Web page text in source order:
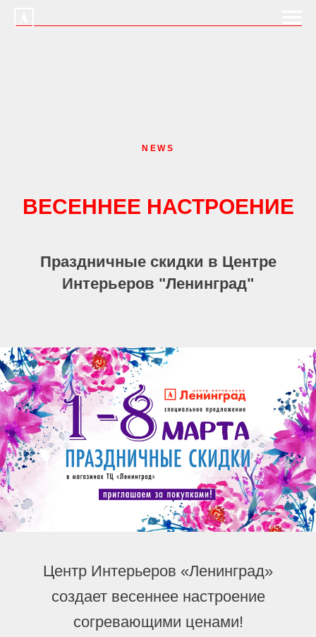
NEWS
ВЕСЕННЕЕ НАСТРОЕНИЕ
Праздничные скидки в Центре
Интерьеров "Ленинград"
Центр Интерьеров «Ленинград»
создает весеннее настроение
согревающими ценами!